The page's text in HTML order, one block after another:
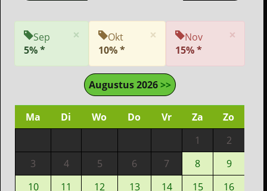
×
Sep
5% *
×
Okt
10% *
×
Nov
15% *
Augustus 2026>>
Ma Di Wo Do Vr Za
Zo
1
2
3
4 5 6 7 8
9
10
11 12 13 14 15
16